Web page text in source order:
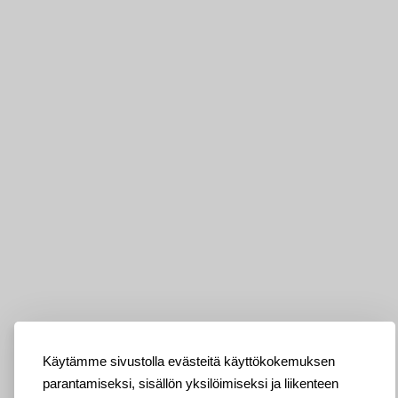
Käytämme sivustolla evästeitä käyttökokemuksen
parantamiseksi, sisällön yksilöimiseksi ja liikenteen